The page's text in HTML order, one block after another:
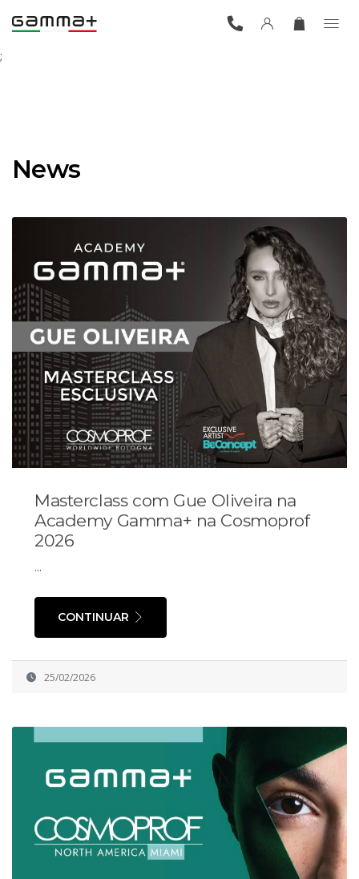
;
News
Masterclass com Gue Oliveira na
Academy Gamma+ na Cosmoprof
2026
...
CONTINUAR
25/02/2026